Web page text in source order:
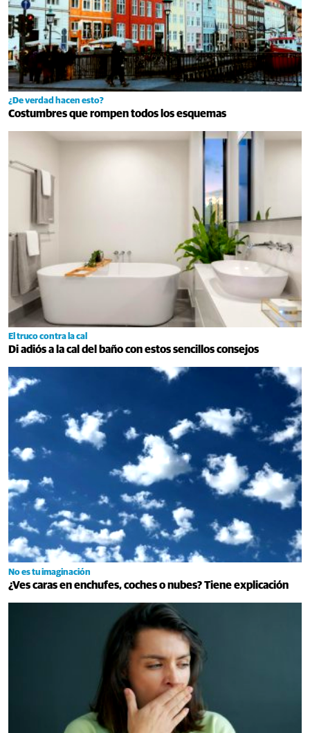
¿De verdad hacen esto?
Costumbres que rompen todos los esquemas
El truco contra la cal
Di adiós a la cal del baño con estos sencillos consejos
No es tu imaginación
¿Ves caras en enchufes, coches o nubes? Tiene explicación